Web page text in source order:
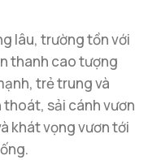
lâu, trường tồn với
thanh cao tượng
trẻ trung và
sải cánh vươn
khát vọng vươn tới